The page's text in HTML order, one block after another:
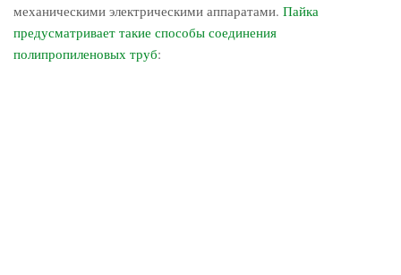
механическими электрическими аппаратами. Пайка
предусматривает такие способы соединения
полипропиленовых труб: